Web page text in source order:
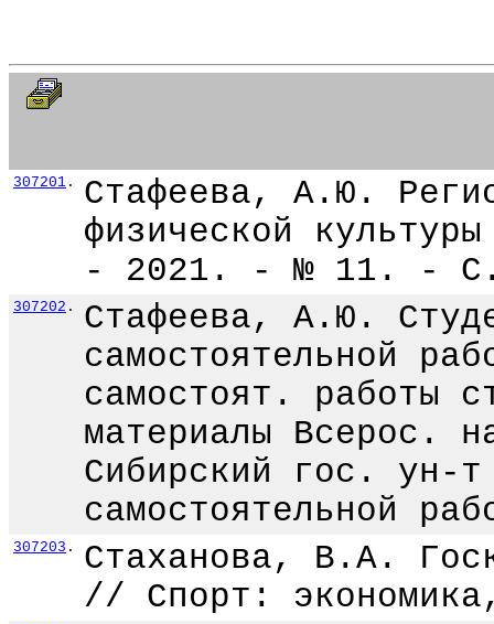
307201 .
Стафеева, А.Ю.
физической
- 2021. - № 11. -
307202 .
Стафеева, А.Ю.
самостоятельной
самостоят. работы
материалы
Сибирский гос.
самостоятельной
307203 .
Стаханова, В.А.
// Спорт: